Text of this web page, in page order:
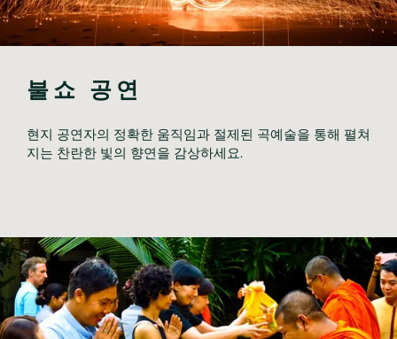
불쇼 공연
현지 공연자의 정확한 움직임과 절제된 곡예술을 통해 펼쳐
지는 찬란한 빛의 향연을 감상하세요.